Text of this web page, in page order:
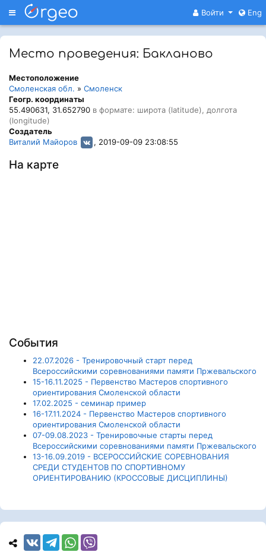
Меню Войти Eng
Место проведения: Бакланово
Местоположение
Смоленская обл. » Смоленск
Геогр. координаты
55.490631, 31.652790 в формате: широта (latitude), долгота
(longitude)
Создатель
Виталий Майоров
, 2019-09-09 23:08:55
На карте
События
22.07.2026 - Тренировочный старт перед
Всероссийскими соревнованиями памяти Пржевальского
15-16.11.2025 - Первенство Мастеров спортивного
ориентирования Смоленской области
17.02.2025 - семинар пример
16-17.11.2024 - Первенство Мастеров спортивного
ориентирования Смоленской области
07-09.08.2023 - Тренировочные старты перед
Всероссийскими соревнованиями памяти Пржевальского
13-16.09.2019 - ВСЕРОССИЙСКИЕ СОРЕВНОВАНИЯ
СРЕДИ СТУДЕНТОВ ПО СПОРТИВНОМУ
ОРИЕНТИРОВАНИЮ (КРОССОВЫЕ ДИСЦИПЛИНЫ)